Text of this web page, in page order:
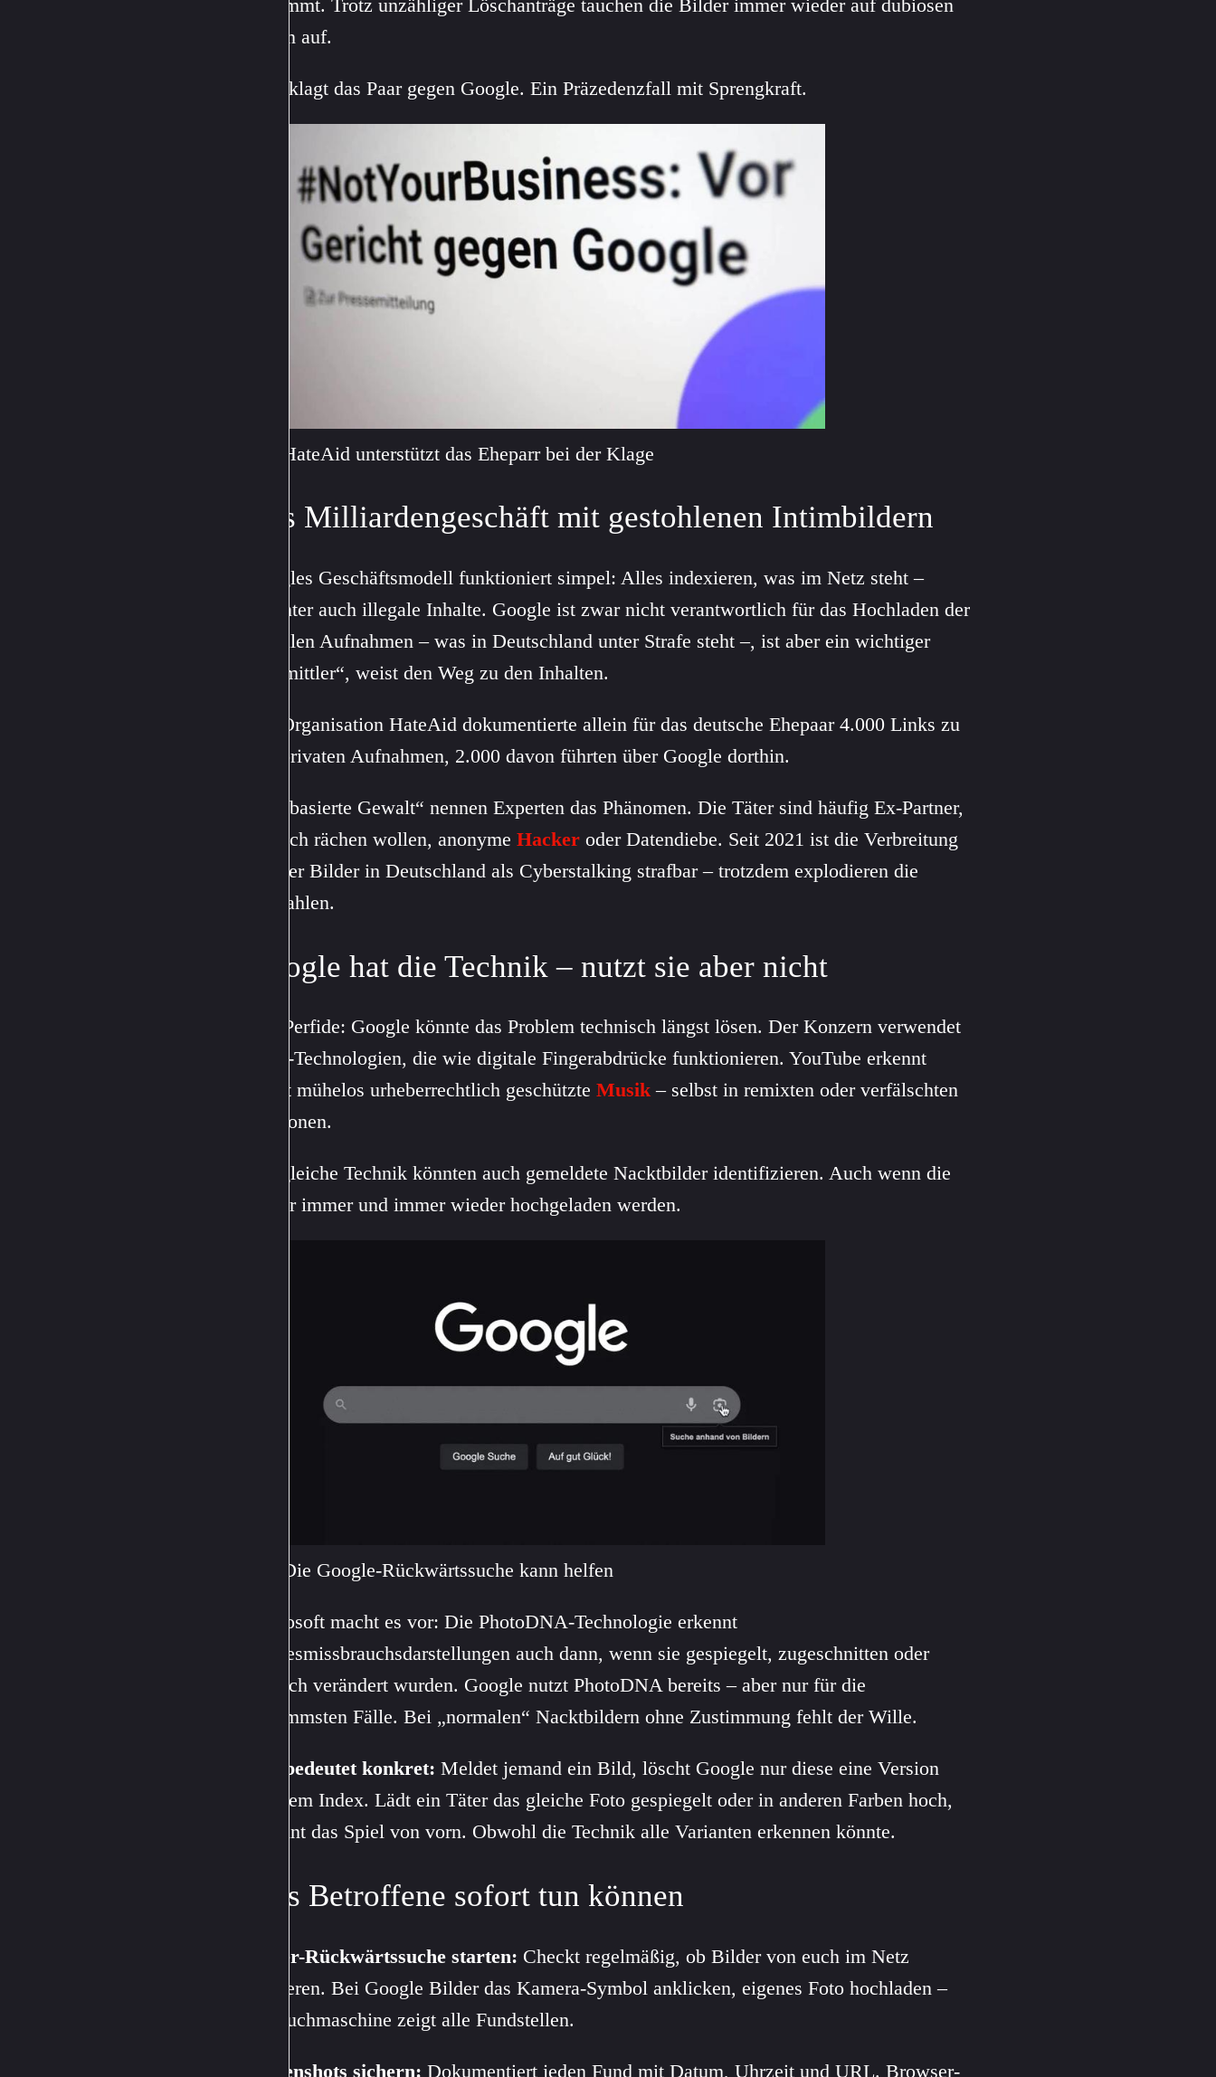
bestimmt. Trotz unzähliger Löschanträge tauchen die Bilder immer wieder auf dubiosen
Seiten auf.
Jetzt klagt das Paar gegen Google. Ein Präzedenzfall mit Sprengkraft.
HateAid unterstützt das Eheparr bei der Klage
Das Milliardengeschäft mit gestohlenen Intimbildern
Googles Geschäftsmodell funktioniert simpel: Alles indexieren, was im Netz steht –
mitunter auch illegale Inhalte. Google ist zwar nicht verantwortlich für das Hochladen der
illegalen Aufnahmen – was in Deutschland unter Strafe steht –, ist aber ein wichtiger
„Vermittler“, weist den Weg zu den Inhalten.
Die Organisation HateAid dokumentierte allein für das deutsche Ehepaar 4.000 Links zu
den privaten Aufnahmen, 2.000 davon führten über Google dorthin.
„Bildbasierte Gewalt“ nennen Experten das Phänomen. Die Täter sind häufig Ex-Partner,
die sich rächen wollen, anonyme Hacker oder Datendiebe. Seit 2021 ist die Verbreitung
solcher Bilder in Deutschland als Cyberstalking strafbar – trotzdem explodieren die
Fallzahlen.
Google hat die Technik – nutzt sie aber nicht
Das Perfide: Google könnte das Problem technisch längst lösen. Der Konzern verwendet
Hash-Technologien, die wie digitale Fingerabdrücke funktionieren. YouTube erkennt
damit mühelos urheberrechtlich geschützte Musik– selbst in remixten oder verfälschten
Versionen.
Die gleiche Technik könnten auch gemeldete Nacktbilder identifizieren. Auch wenn die
Bilder immer und immer wieder hochgeladen werden.
Die Google-Rückwärtssuche kann helfen
Microsoft macht es vor: Die PhotoDNA-Technologie erkennt
Kindesmissbrauchsdarstellungen auch dann, wenn sie gespiegelt, zugeschnitten oder
farblich verändert wurden. Google nutzt PhotoDNA bereits – aber nur für die
schlimmsten Fälle. Bei „normalen“ Nacktbildern ohne Zustimmung fehlt der Wille.
Das bedeutet konkret: Meldet jemand ein Bild, löscht Google nur diese eine Version
aus dem Index. Lädt ein Täter das gleiche Foto gespiegelt oder in anderen Farben hoch,
beginnt das Spiel von vorn. Obwohl die Technik alle Varianten erkennen könnte.
Was Betroffene sofort tun können
Bilder-Rückwärtssuche starten: Checkt regelmäßig, ob Bilder von euch im Netz
kursieren. Bei Google Bilder das Kamera-Symbol anklicken, eigenes Foto hochladen –
die Suchmaschine zeigt alle Fundstellen.
Screenshots sichern: Dokumentiert jeden Fund mit Datum, Uhrzeit und URL. Browser-